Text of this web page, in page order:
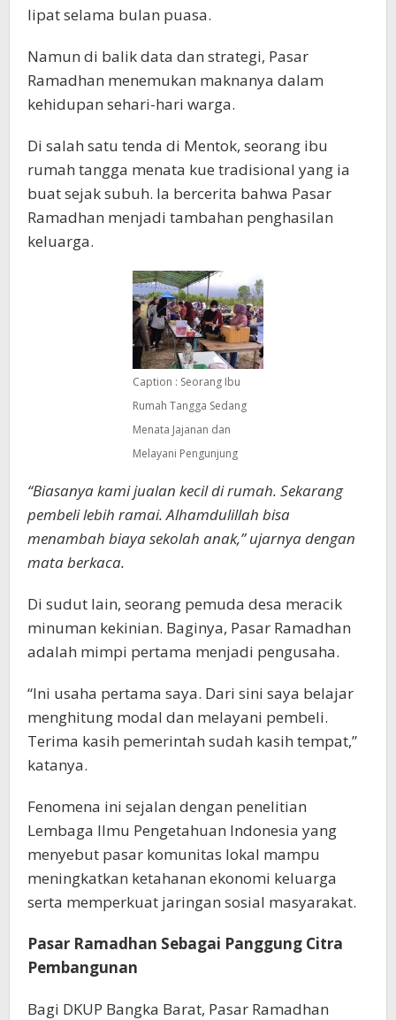
lipat selama bulan puasa.
Namun di balik data dan strategi, Pasar
Ramadhan menemukan maknanya dalam
kehidupan sehari-hari warga.
Di salah satu tenda di Mentok, seorang ibu
rumah tangga menata kue tradisional yang ia
buat sejak subuh. Ia bercerita bahwa Pasar
Ramadhan menjadi tambahan penghasilan
keluarga.
Caption : Seorang Ibu
Rumah Tangga Sedang
Menata Jajanan dan
Melayani Pengunjung
“Biasanya kami jualan kecil di rumah. Sekarang
pembeli lebih ramai. Alhamdulillah bisa
menambah biaya sekolah anak,” ujarnya dengan
mata berkaca.
Di sudut lain, seorang pemuda desa meracik
minuman kekinian. Baginya, Pasar Ramadhan
adalah mimpi pertama menjadi pengusaha.
“Ini usaha pertama saya. Dari sini saya belajar
menghitung modal dan melayani pembeli.
Terima kasih pemerintah sudah kasih tempat,”
katanya.
Fenomena ini sejalan dengan penelitian
Lembaga Ilmu Pengetahuan Indonesia yang
menyebut pasar komunitas lokal mampu
meningkatkan ketahanan ekonomi keluarga
serta memperkuat jaringan sosial masyarakat.
Pasar Ramadhan Sebagai Panggung Citra
Pembangunan
Bagi DKUP Bangka Barat, Pasar Ramadhan